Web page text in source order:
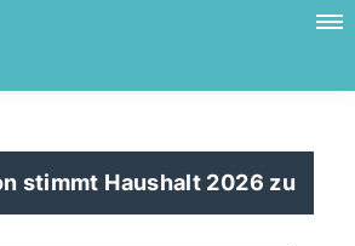
stimmt Haushalt 2026 zu